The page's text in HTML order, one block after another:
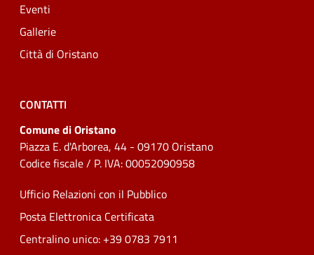
Eventi
Gallerie
Città di Oristano
CONTATTI
Comune di Oristano
Piazza E. d'Arborea, 44 - 09170 Oristano
Codice fiscale / P. IVA: 00052090958
Ufficio Relazioni con il Pubblico
Posta Elettronica Certificata
Centralino unico: +39 0783 7911